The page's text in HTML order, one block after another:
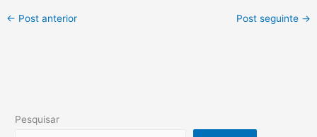
← Post anterior Post seguinte →
Pesquisar